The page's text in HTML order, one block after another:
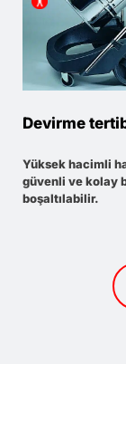
Devirme
Yüksek hacimli
güvenli ve kolay
boşaltılabilir.